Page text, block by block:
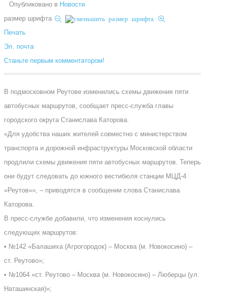
Опубликовано в Новости
размер шрифта
Печать
Эл. почта
Станьте первым комментатором!
В подмосковном Реутове изменились схемы движения пяти
автобусных маршрутов, сообщает пресс-служба главы
городского округа Станислава Каторова.
«Для удобства наших жителей совместно с министерством
транспорта и дорожной инфраструктуры Московской области
продлили схемы движения пяти автобусных маршрутов. Теперь
они будут следовать до южного вестибюля станции МЦД-4
«Реутов»», – приводятся в сообщении слова Станислава
Каторова.
В пресс-службе добавили, что изменения коснулись
следующих маршрутов:
• №142 «Балашиха (Агрогородок) – Москва (м. Новокосино) –
ст. Реутово»;
• №1064 «ст. Реутово – Москва (м. Новокосино) – Люберцы (ул.
Наташинская)»;